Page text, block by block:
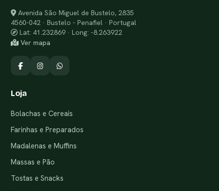
Avenida São Miguel de Bustelo, 2835
4560-042 · Bustelo - Penafiel · Portugal
Lat: 41.232869 · Long: -8.263922
Ver mapa
Loja
Bolachas e Cereais
Farinhas e Preparados
Madalenas e Muffins
Massas e Pão
Tostas e Snacks